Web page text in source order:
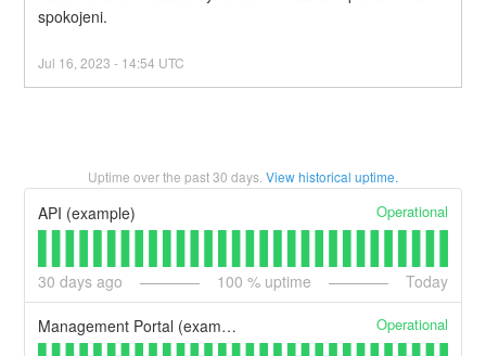
spokojeni.
Jul 16 ,2023 - 14:54 UTC
Uptime over the past30 days. View historical uptime.
API (example) Operational
30 days ago 100 % uptime Today
Management Portal (example) Operational